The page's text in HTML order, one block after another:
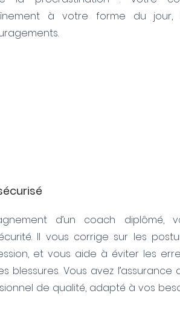
à votre forme du jour,
d’un coach diplômé,
Il vous corrige sur les
et vous aide à éviter les
Vous avez l’assurance
de qualité, adapté à vos